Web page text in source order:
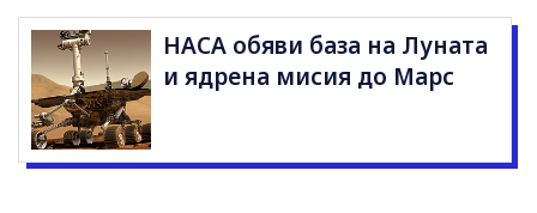
НАСА обяви база на Луната
и ядрена мисия до Марс